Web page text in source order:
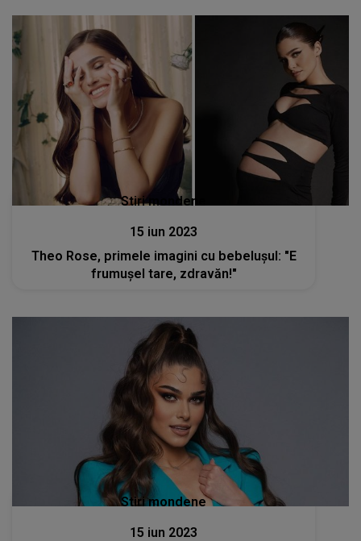
Stiri mondene
15 iun 2023
Theo Rose, primele imagini cu bebelușul: "E
frumușel tare, zdravăn!"
Stiri mondene
15 iun 2023